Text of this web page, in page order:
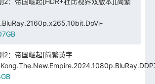
2：帝国崛起[简繁英字